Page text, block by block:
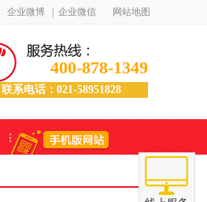
企业微博 企业微信 网站地图
400-878-1349
联系电话：021-58951828